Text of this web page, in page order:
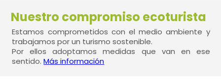
Nuestro compromiso ecoturista
Estamos comprometidos con el medio ambiente y
trabajamos por un turismo sostenible.
Por ellos adoptamos medidas que van en ese
sentido.Más información